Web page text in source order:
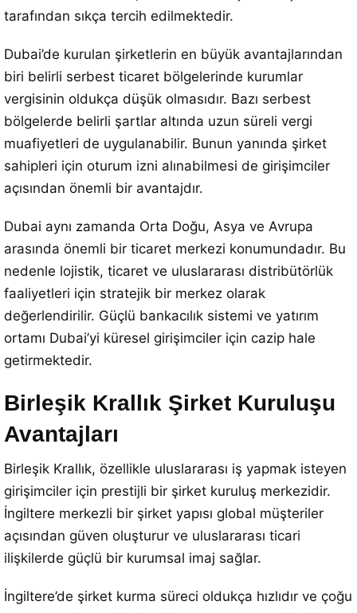
tarafından sıkça tercih edilmektedir.
Dubai’de kurulan şirketlerin en büyük avantajlarından
biri belirli serbest ticaret bölgelerinde kurumlar
vergisinin oldukça düşük olmasıdır. Bazı serbest
bölgelerde belirli şartlar altında uzun süreli vergi
muafiyetleri de uygulanabilir. Bunun yanında şirket
sahipleri için oturum izni alınabilmesi de girişimciler
açısından önemli bir avantajdır.
Dubai aynı zamanda Orta Doğu, Asya ve Avrupa
arasında önemli bir ticaret merkezi konumundadır. Bu
nedenle lojistik, ticaret ve uluslararası distribütörlük
faaliyetleri için stratejik bir merkez olarak
değerlendirilir. Güçlü bankacılık sistemi ve yatırım
ortamı Dubai’yi küresel girişimciler için cazip hale
getirmektedir.
Birleşik Krallık Şirket Kuruluşu
Avantajları
Birleşik Krallık, özellikle uluslararası iş yapmak isteyen
girişimciler için prestijli bir şirket kuruluş merkezidir.
İngiltere merkezli bir şirket yapısı global müşteriler
açısından güven oluşturur ve uluslararası ticari
ilişkilerde güçlü bir kurumsal imaj sağlar.
İngiltere’de şirket kurma süreci oldukça hızlıdır ve çoğu